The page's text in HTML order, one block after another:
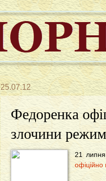
25.07.12
Федоренка
злочини
21 липня